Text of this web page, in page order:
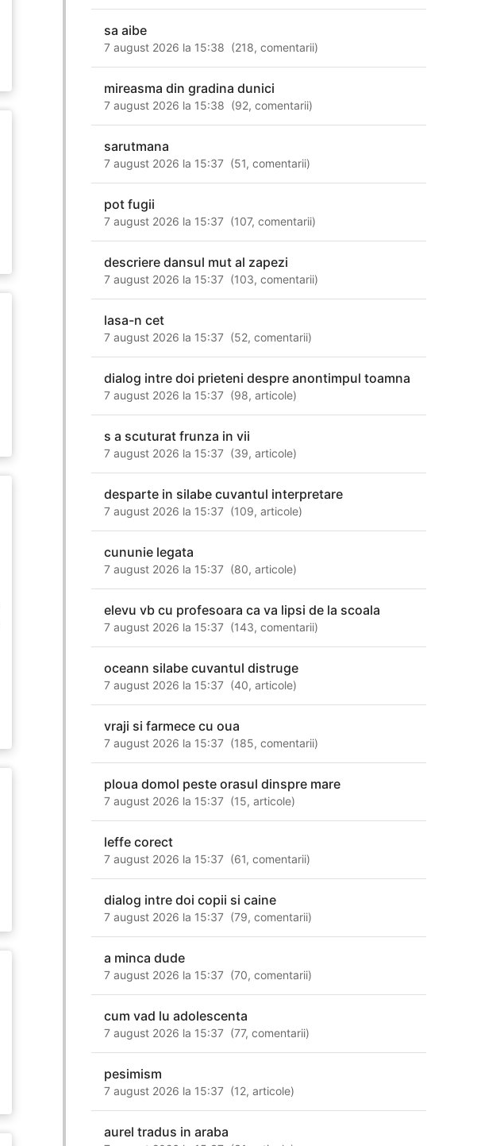
sa aibe
7 august 2026 la 15:38 (218,comentarii)
mireasma din gradina dunici
7 august 2026 la 15:38 (92,comentarii)
sarutmana
7 august 2026 la 15:37 (51,comentarii)
pot fugii
7 august 2026 la 15:37 (107,comentarii)
descriere dansul mut al zapezi
7 august 2026 la 15:37 (103,comentarii)
lasa-n cet
7 august 2026 la 15:37 (52,comentarii)
dialog intre doi prieteni despre anontimpul toamna
7 august 2026 la 15:37 (98,articole)
s a scuturat frunza in vii
7 august 2026 la 15:37 (39,articole)
desparte in silabe cuvantul interpretare
7 august 2026 la 15:37 (109,articole)
cununie legata
7 august 2026 la 15:37 (80,articole)
elevu vb cu profesoara ca va lipsi de la scoala
7 august 2026 la 15:37 (143,comentarii)
oceann silabe cuvantul distruge
7 august 2026 la 15:37 (40,articole)
vraji si farmece cu oua
7 august 2026 la 15:37 (185,comentarii)
ploua domol peste orasul dinspre mare
7 august 2026 la 15:37 (15,articole)
leffe corect
7 august 2026 la 15:37 (61,comentarii)
dialog intre doi copii si caine
7 august 2026 la 15:37 (79,comentarii)
a minca dude
7 august 2026 la 15:37 (70,comentarii)
cum vad lu adolescenta
7 august 2026 la 15:37 (77,comentarii)
pesimism
7 august 2026 la 15:37 (12,articole)
aurel tradus in araba